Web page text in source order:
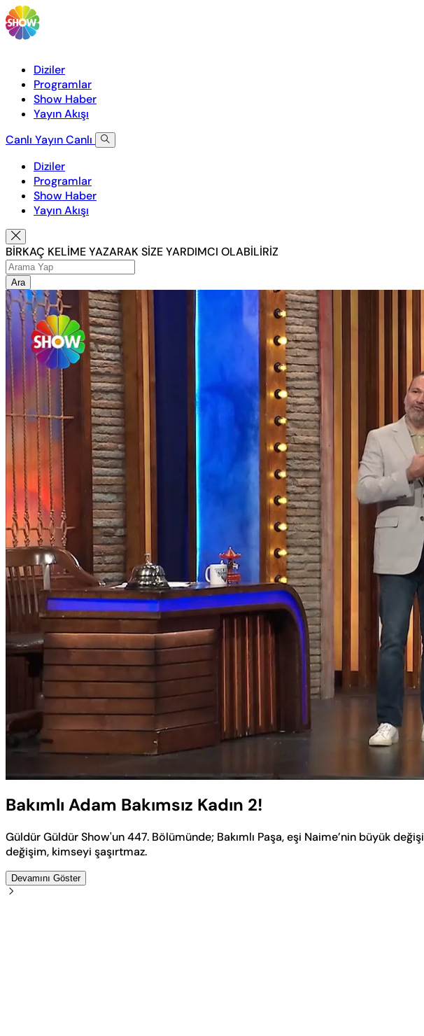
Diziler
Programlar
Show Haber
Yayın Akışı
Canlı YayınCanlı
Diziler
Programlar
Show Haber
Yayın Akışı
BİRKAÇ KELİME YAZARAK SİZE YARDIMCI OLABİLİRİZ
Ara
Aç
Yüklendi
4.54%
Bakımlı Adam Bakımsız Kadın 2!
Güldür Güldür Show'un 447. Bölümünde; Bakımlı Paşa, eşi Naime’nin büyük
değişim, kimseyi şaşırtmaz.
Devamını Göster